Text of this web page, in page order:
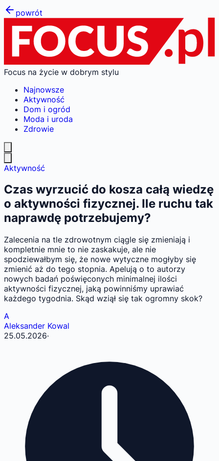
powrót
Focus na życie w dobrym stylu
Najnowsze
Aktywność
Dom i ogród
Moda i uroda
Zdrowie
Aktywność
Czas wyrzucić do kosza całą wiedzę
o aktywności fizycznej. Ile ruchu tak
naprawdę potrzebujemy?
Zalecenia na tle zdrowotnym ciągle się zmieniają i
kompletnie mnie to nie zaskakuje, ale nie
spodziewałbym się, że nowe wytyczne mogłyby się
zmienić aż do tego stopnia. Apelują o to autorzy
nowych badań poświęconych minimalnej ilości
aktywności fizycznej, jaką powinniśmy uprawiać
każdego tygodnia. Skąd wziął się tak ogromny skok?
A
Aleksander Kowal
25.05.2026·